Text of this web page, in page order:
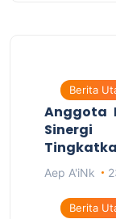
Berita
Anggota
Sinergi
Aep A'iNk
Berita